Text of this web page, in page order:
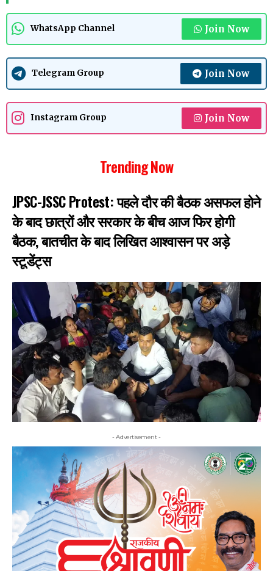
WhatsApp Channel Join Now
Telegram Group Join Now
Instagram Group Join Now
Trending Now
JPSC-JSSC Protest: पहले दौर की बैठक असफल होने
के बाद छात्रों और सरकार के बीच आज फिर होगी
बैठक, बातचीत के बाद लिखित आश्वासन पर अड़े
स्टूडेंट्स
- Advertisement -